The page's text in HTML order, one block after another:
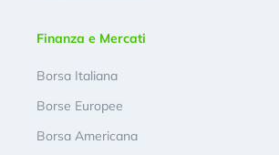
Finanza e Mercati
Borsa Italiana
Borse Europee
Borsa Americana